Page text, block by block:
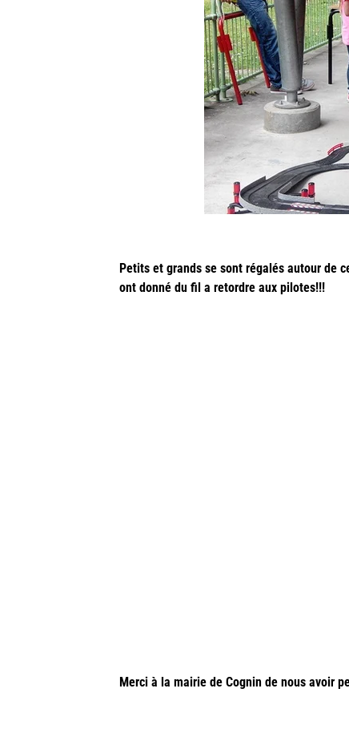
Petits et grands se sont régalés autour de
ont donné du fil a retordre aux pilotes!!!
Merci à la mairie de Cognin de nous avoir